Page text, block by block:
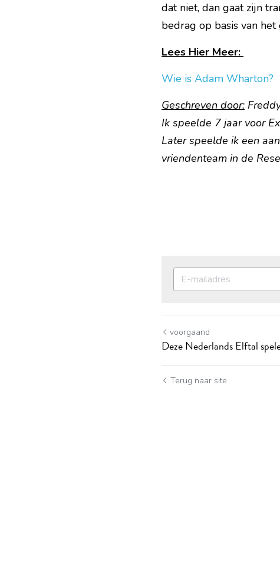
dat niet, dan gaat zijn
bedrag op basis van
Lees Hier Meer:
Wie is Adam Wharton?
Geschreven door:
Ik speelde 7 jaar voor
Later speelde ik een
vriendenteam in de
voorgaand
Deze Nederlands Elftal
Terug naar site